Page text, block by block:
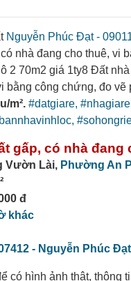
Nguyễn Phúc Đạt -
nhà đang cho thuê, vi
2 70m2 giá 1ty8 Đất
bằng công chứng, đo vẽ
m². #datgiare,
gấp, có nhà đang
Vườn Lài, Phường An
đ
khác
- Nguyễn Phúc Đạt
có hình ảnh thật, thông